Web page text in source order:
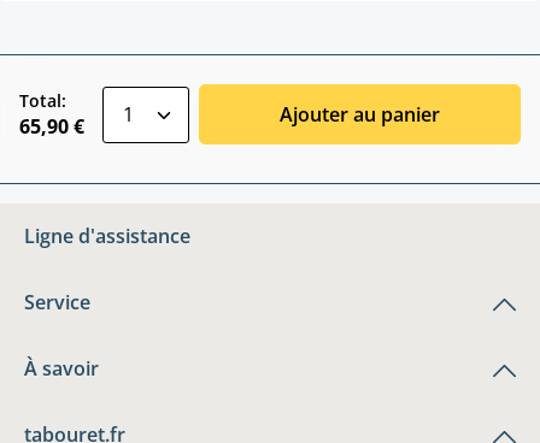
Total:
65,90 € Ajouter au panier
Ligne d'assistance
Service
À savoir
tabouret.fr